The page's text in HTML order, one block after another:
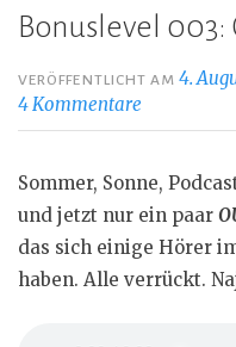
Bonuslevel 003:
VERÖFFENTLICHT AM4.
4 Kommentare
Sommer, Sonne,
und jetzt nur ein paar
das sich einige Hörer
haben. Alle verrückt.